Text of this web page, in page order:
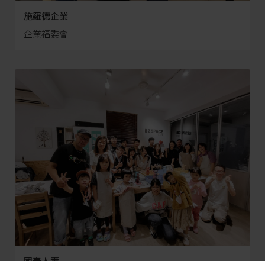
施羅德企業
企業福委會